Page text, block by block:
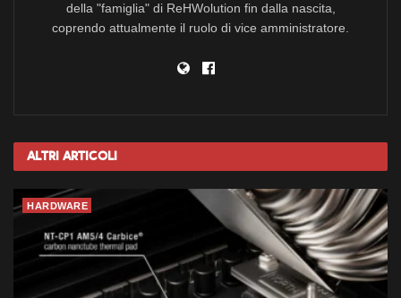
della "famiglia" di ReHWolution fin dalla nascita,
coprendo attualmente il ruolo di vice amministratore.
Altri Articoli
HARDWARE